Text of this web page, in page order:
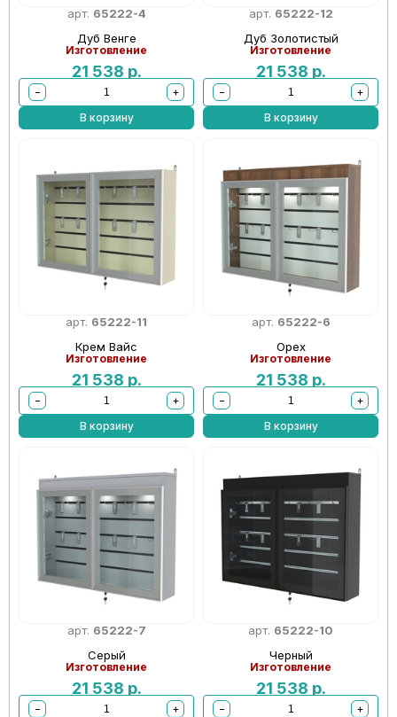
арт. 65222-4
Дуб Венге
Изготовление
21 538 р.
−
+
В корзину
арт. 65222-12
Дуб Золотистый
Изготовление
21 538 р.
−
+
В корзину
арт. 65222-11
Крем Вайс
Изготовление
21 538 р.
−
+
В корзину
арт. 65222-6
Орех
Изготовление
21 538 р.
−
+
В корзину
арт. 65222-7
Серый
Изготовление
21 538 р.
−
+
арт. 65222-10
Черный
Изготовление
21 538 р.
−
+